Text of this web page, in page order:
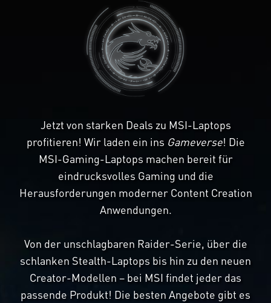
Jetzt von starken Deals zu MSI-Laptops
profitieren! Wir laden ein ins Gameverse! Die
MSI-Gaming-Laptops machen bereit für
eindrucksvolles Gaming und die
Herausforderungen moderner Content Creation
Anwendungen.
Von der unschlagbaren Raider-Serie, über die
schlanken Stealth-Laptops bis hin zu den neuen
Creator-Modellen – bei MSI findet jeder das
passende Produkt! Die besten Angebote gibt es